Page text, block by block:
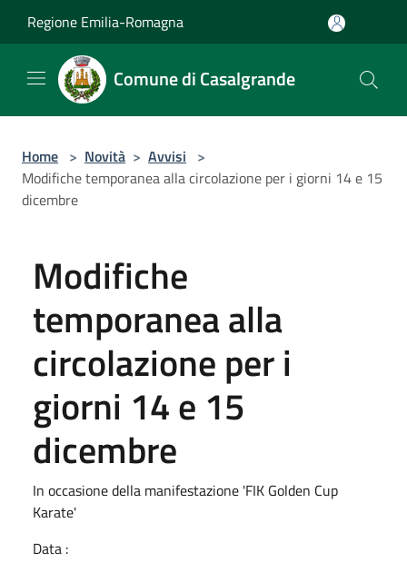
Regione Emilia-Romagna
Comune di Casalgrande
Home > Novità > Avvisi >
Modifiche temporanea alla circolazione per i giorni 14 e 15
dicembre
Modifiche
temporanea alla
circolazione per i
giorni 14 e 15
dicembre
In occasione della manifestazione 'FIK Golden Cup
Karate'
Data :